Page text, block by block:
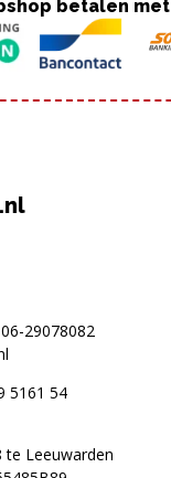
betalen met
06-29078082
5161 54
te Leeuwarden